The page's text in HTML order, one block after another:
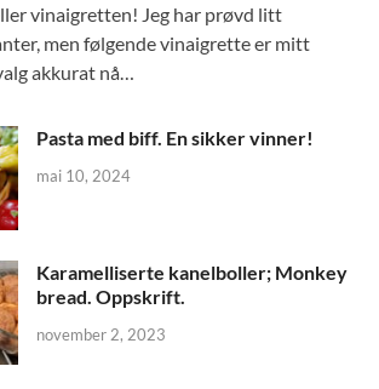
vinaigretten! Jeg har prøvd litt
men følgende vinaigrette er mitt
akkurat nå…
Pasta med biff. En sikker vinner!
mai 10, 2024
Karamelliserte kanelboller; Monkey
bread. Oppskrift.
november 2, 2023